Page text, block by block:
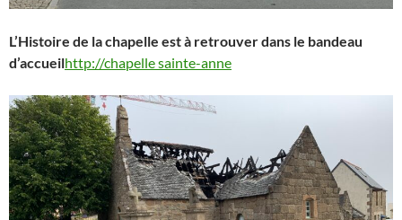
L’Histoire de la chapelle est à retrouver dans le bandeau
d’accueilhttp://chapelle sainte-anne